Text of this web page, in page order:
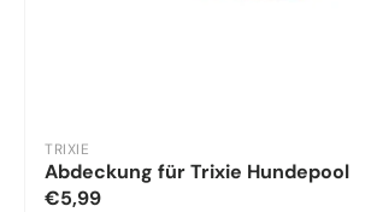
TRIXIE
Abdeckung für Trixie Hundepool
€5,99